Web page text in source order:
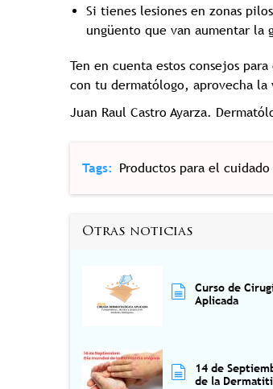
Si tienes lesiones en zonas
ungüento que van aumentar la
Ten en cuenta estos consejos
con tu dermatólogo, aprovecha la
Juan Raul Castro Ayarza.
Tags Productos para el
Otras noticias
Curso de
Aplicada
14 de
de la